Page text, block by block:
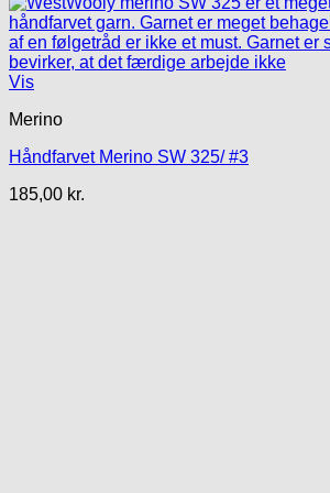
Vis
Merino
Håndfarvet Merino SW 325/ #3
185,00 kr.